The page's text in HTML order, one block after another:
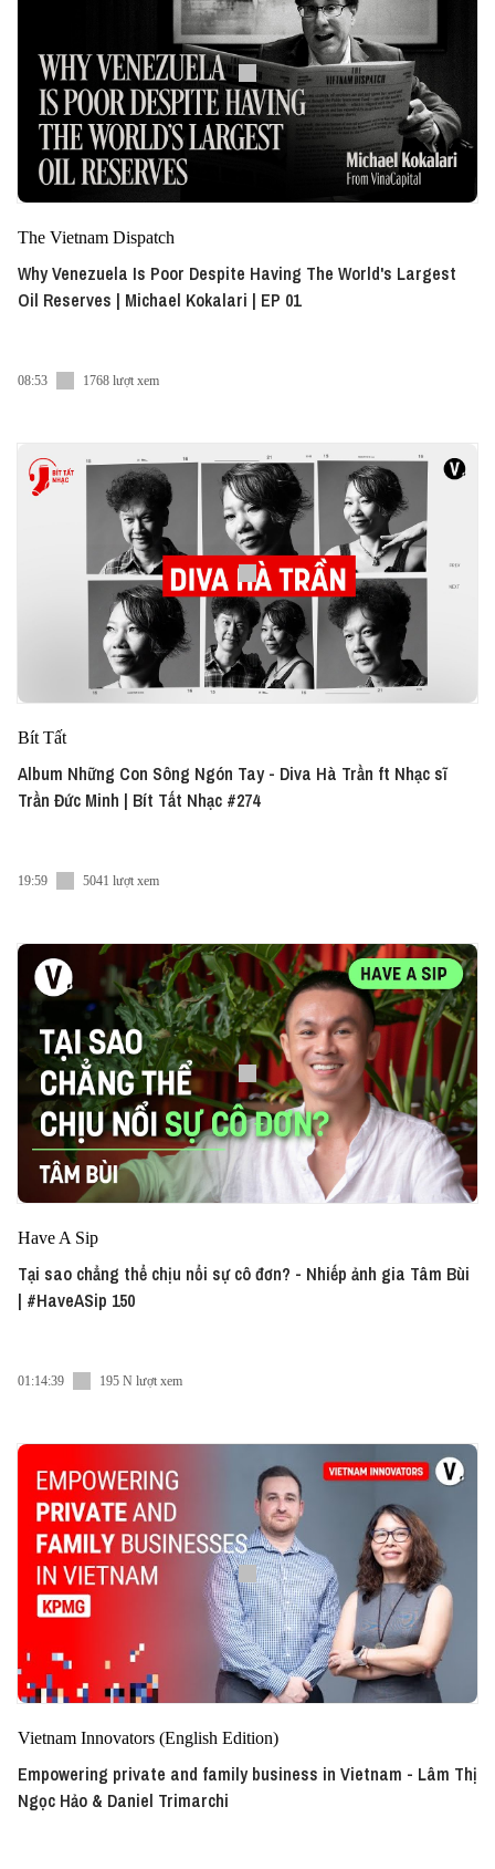
The Vietnam Dispatch
Why Venezuela Is Poor Despite Having The World's Largest
Oil Reserves | Michael Kokalari | EP 01
08:53 1768 lượt xem
Bít Tất
Album Những Con Sông Ngón Tay - Diva Hà Trần ft Nhạc sĩ
Trần Đức Minh | Bít Tất Nhạc #274
19:59 5041 lượt xem
Have A Sip
Tại sao chẳng thể chịu nổi sự cô đơn? - Nhiếp ảnh gia Tâm Bùi
| #HaveASip 150
01:14:39 195 N lượt xem
Vietnam Innovators (English Edition)
Empowering private and family business in Vietnam - Lâm Thị
Ngọc Hảo & Daniel Trimarchi